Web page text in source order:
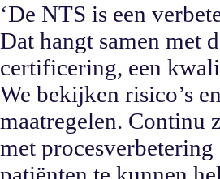
‘De NTS is een
Dat hangt samen met
certificering, een
We bekijken risico’s
maatregelen. Continu
met procesverbetering